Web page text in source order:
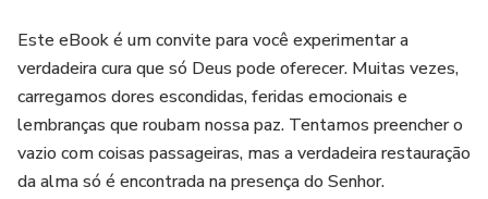
Este eBook é um convite para você experimentar a
verdadeira cura que só Deus pode oferecer. Muitas vezes,
carregamos dores escondidas, feridas emocionais e
lembranças que roubam nossa paz. Tentamos preencher o
vazio com coisas passageiras, mas a verdadeira restauração
da alma só é encontrada na presença do Senhor.